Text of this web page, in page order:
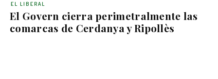
El Govern cierra perimetralmente las
comarcas de Cerdanya y Ripollès
EL LIBERAL